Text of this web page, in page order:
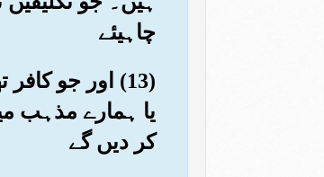
چاہیئے
(13) اور جو
یا ہمارے مذہب
کر دیں گے